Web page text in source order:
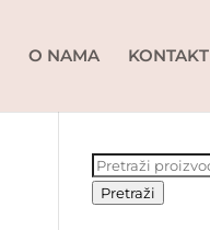
O NAMA KONTAKT
Pretraži:
Pretraži